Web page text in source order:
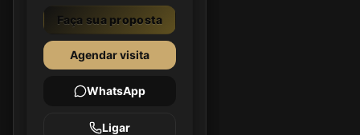
Faça sua proposta
Agendar visita
WhatsApp
Ligar